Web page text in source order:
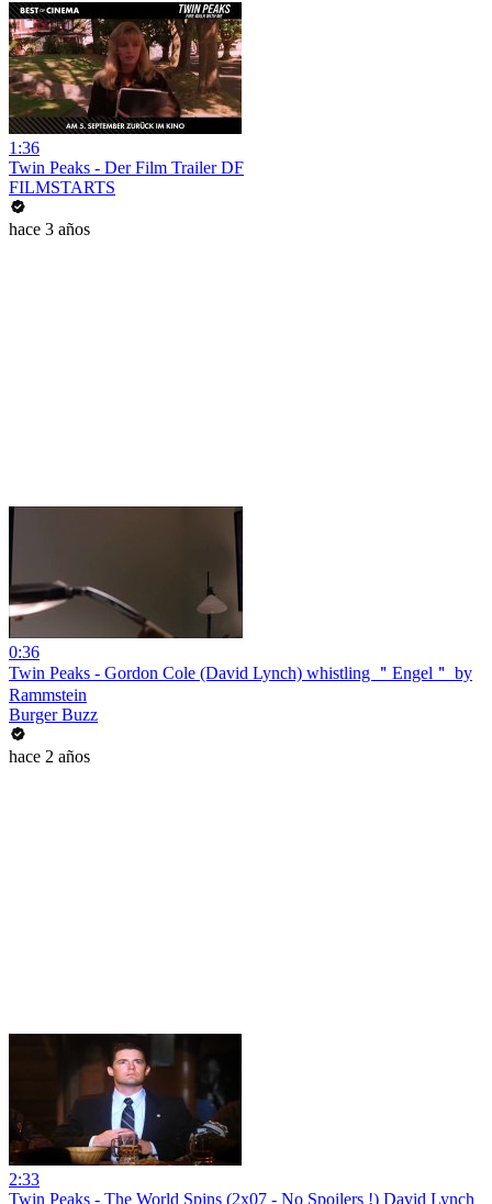
1:36
Twin Peaks - Der Film Trailer DF
FILMSTARTS
hace 3 años
0:36
Twin Peaks - Gordon Cole (David Lynch) whistling ＂Engel＂ by
Rammstein
Burger Buzz
hace 2 años
2:33
Twin Peaks - The World Spins (2x07 - No Spoilers !) David Lynch